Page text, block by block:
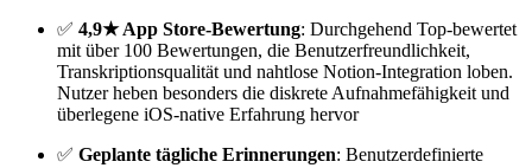
✅ 4,9★ App Store-Bewertung: Durchgehend Top-bewertet
mit über 100 Bewertungen, die Benutzerfreundlichkeit,
Transkriptionsqualität und nahtlose Notion-Integration loben.
Nutzer heben besonders die diskrete Aufnahmefähigkeit und
überlegene iOS-native Erfahrung hervor
✅ Geplante tägliche Erinnerungen: Benutzerdefinierte